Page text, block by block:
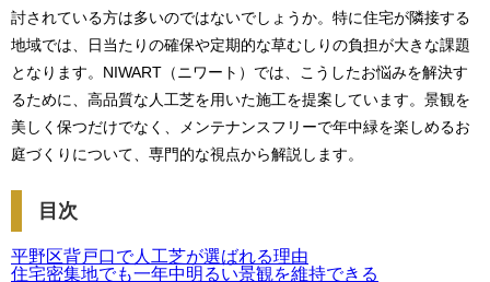
討されている方は多いのではないでしょうか。特に住宅が隣接する
地域では、日当たりの確保や定期的な草むしりの負担が大きな課題
となります。NIWART（ニワート）では、こうしたお悩みを解決す
るために、高品質な人工芝を用いた施工を提案しています。景観を
美しく保つだけでなく、メンテナンスフリーで年中緑を楽しめるお
庭づくりについて、専門的な視点から解説します。
目次
平野区背戸口で人工芝が選ばれる理由
住宅密集地でも一年中明るい景観を維持できる